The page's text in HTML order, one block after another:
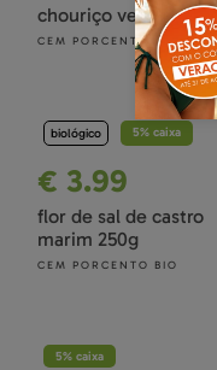
chouriço vegan 200g
CEM PORCENTO
biológico 5% caixa
€ 3.99
flor de sal de castro
marim 250g
CEM PORCENTO BIO
5% caixa